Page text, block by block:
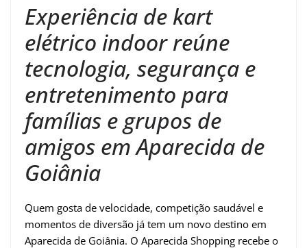
Experiência de kart
elétrico indoor reúne
tecnologia, segurança e
entretenimento para
famílias e grupos de
amigos em Aparecida de
Goiânia
Quem gosta de velocidade, competição saudável e
momentos de diversão já tem um novo destino em
Aparecida de Goiânia. O Aparecida Shopping recebe o